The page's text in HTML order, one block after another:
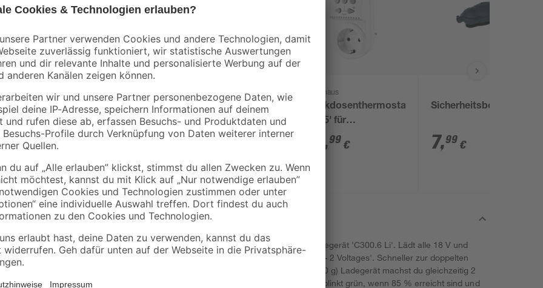
toom
Spielsand beige 0-2
mm 25 kg
3,29
0,13 € / Kilogramm
Verlängerungskabel
schwarz 10 m
14,99
1,50 € / Meter
Könighaus
Steckdosenthermostat
'TS05' für
Infrarotheizungen
,99 €
Sicherheitsbox
7,99 €
- 2 Voltages' Akkus
Flexibles Laden mit unserem AL-KO Doppel-Ladegerät 'C300.6 Li'. Lädt alle 18 V und
18/36 V Akkus aus der Batterie-Serie '1 Battery - 2 Voltages'. Schneller zur doppelten
Power – Mit unserem formschönen, leichten (850 g) Ladegerät machst du gleichzeitig 2
Akkus wieder startklar. Die Ladekontrollanzeige blinkt grün, wenn 85 % erreicht sind und